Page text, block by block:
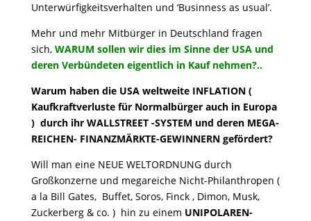
Unterwürfigkeitsverhalten und ‘Businness as usual’.
Mehr und mehr Mitbürger in Deutschland fragen
sich, WARUM sollen wir dies im Sinne der USA und
deren Verbündeten eigentlich in Kauf nehmen?..
Warum haben die USA weltweite INFLATION (
Kaufkraftverluste für Normalbürger auch in Europa
) durch ihr WALLSTREET -SYSTEM und deren MEGA-
REICHEN- FINANZMÄRKTE-GEWINNERN gefördert?
Will man eine NEUE WELTORDNUNG durch
Großkonzerne und megareiche Nicht-Philanthropen (
a la Bill Gates, Buffet, Soros, Finck , Dimon, Musk,
Zuckerberg & co. ) hin zu einem UNIPOLAREN-